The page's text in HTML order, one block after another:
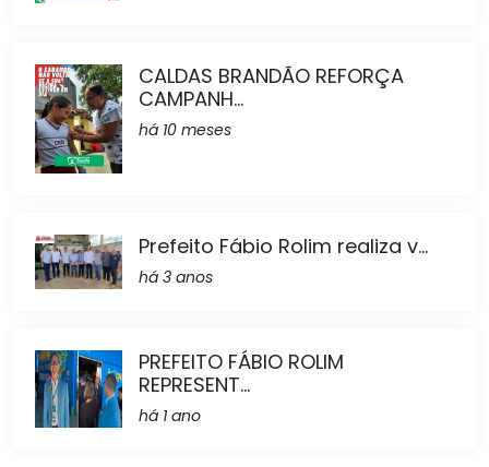
CALDAS BRANDÃO REFORÇA
CAMPANH...
há 10 meses
Prefeito Fábio Rolim realiza v...
há 3 anos
PREFEITO FÁBIO ROLIM
REPRESENT...
há 1 ano